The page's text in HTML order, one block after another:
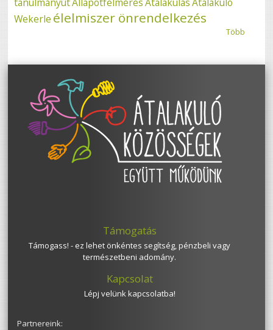
Wekerle élelmiszer önrendelkezés
Több
Támogatás
Támogass! - ez lehet önkéntes segítség, pénzbeli vagy
természetbeni adomány.
Kapcsolat
Lépj velünk kapcsolatba!
Partnereink: